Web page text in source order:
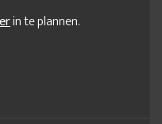
in te plannen.